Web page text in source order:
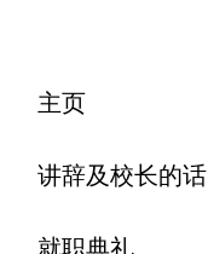
主页
讲辞及校长的话